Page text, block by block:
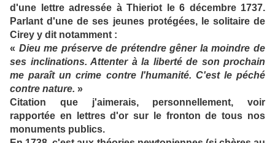
d'une lettre adressée à Thieriot le 6 décembre 1737.
Parlant d'une de ses jeunes protégées, le solitaire de
Cirey y dit notamment :
« Dieu me préserve de prétendre gêner la moindre de
ses inclinations. Attenter à la liberté de son prochain
me paraît un crime contre l'humanité. C'est le péché
contre nature. »
Citation que j'aimerais, personnellement, voir
rapportée en lettres d'or sur le fronton de tous nos
monuments publics.